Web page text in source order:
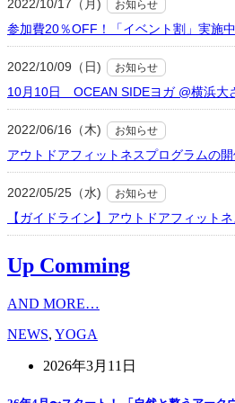
2022/10/17（月) お知らせ
参加費20％OFF！「イベント割」実施中
2022/10/09（日) お知らせ
10月10日 OCEAN SIDEヨガ @横浜大
2022/06/16（木) お知らせ
アウトドアフィットネスプログラムの
2022/05/25（水) お知らせ
【ガイドライン】アウトドアフィット
Up Comming
AND MORE…
NEWS, YOGA
2026年3月11日